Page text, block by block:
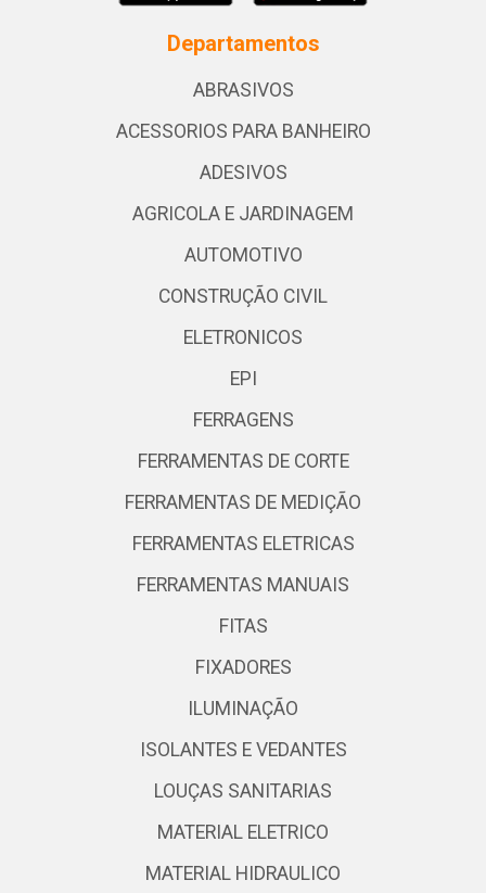
Departamentos
ABRASIVOS
ACESSORIOS PARA BANHEIRO
ADESIVOS
AGRICOLA E JARDINAGEM
AUTOMOTIVO
CONSTRUÇÃO CIVIL
ELETRONICOS
EPI
FERRAGENS
FERRAMENTAS DE CORTE
FERRAMENTAS DE MEDIÇÃO
FERRAMENTAS ELETRICAS
FERRAMENTAS MANUAIS
FITAS
FIXADORES
ILUMINAÇÃO
ISOLANTES E VEDANTES
LOUÇAS SANITARIAS
MATERIAL ELETRICO
MATERIAL HIDRAULICO